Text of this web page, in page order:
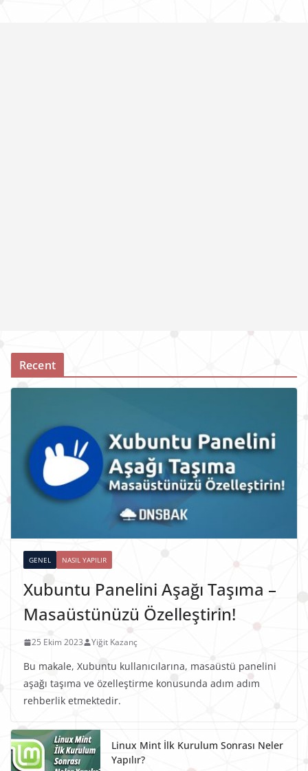
Recent
GENEL NASIL YAPILIR
Xubuntu Panelini Aşağı Taşıma –
Masaüstünüzü Özelleştirin!
25 Ekim 2023 Yiğit Kazanç
Bu makale, Xubuntu kullanıcılarına, masaüstü panelini
aşağı taşıma ve özelleştirme konusunda adım adım
rehberlik etmektedir.
Linux Mint İlk Kurulum Sonrası Neler
Yapılır?